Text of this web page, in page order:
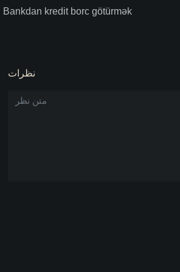
Bankdan kredit borc götürmək
نظرات